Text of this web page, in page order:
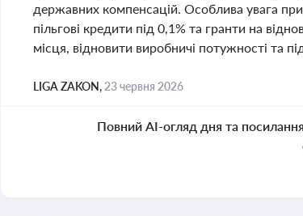
державних компенсацій. Особлива увага
пільгові кредити під 0,1% та гранти на
місця, відновити виробничі потужності та
LIGA ZAKON, 23 червня 2026
Повний AI-огляд дня та посилання